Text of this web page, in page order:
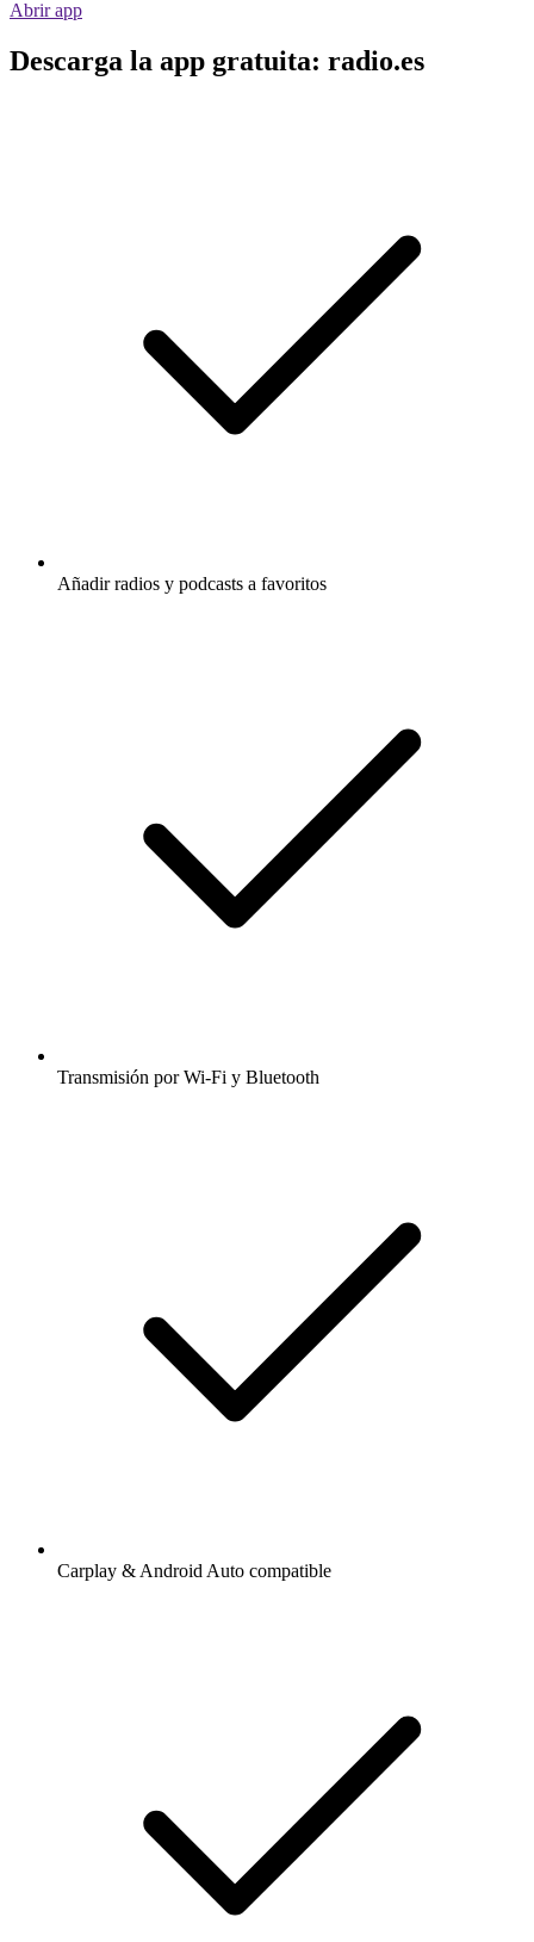
Abrir app
Descarga la app gratuita: radio.es
Añadir radios y podcasts a favoritos
Transmisión por Wi-Fi y Bluetooth
Carplay & Android Auto compatible